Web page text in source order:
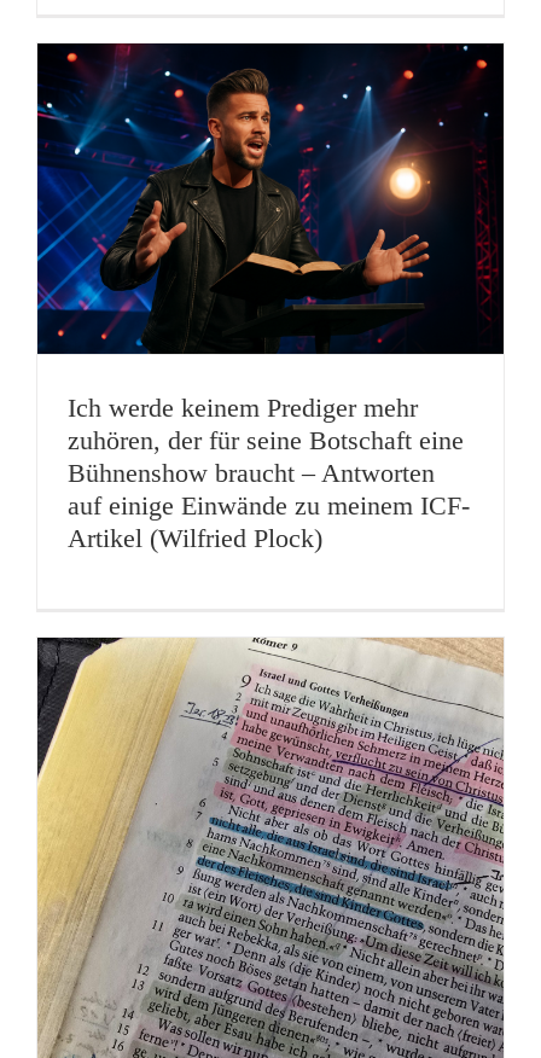
Ich werde keinem Prediger mehr
zuhören, der für seine Botschaft eine
Bühnenshow braucht – Antworten
auf einige Einwände zu meinem ICF-
Artikel (Wilfried Plock)